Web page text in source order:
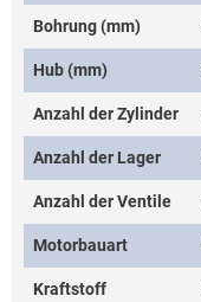
Bohrung (mm)
Hub (mm)
Anzahl der Zylinder
Anzahl der Lager
Anzahl der Ventile
Motorbauart
Kraftstoff